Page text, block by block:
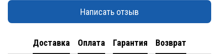
Написать отзыв
Доставка Оплата Гарантия Возврат